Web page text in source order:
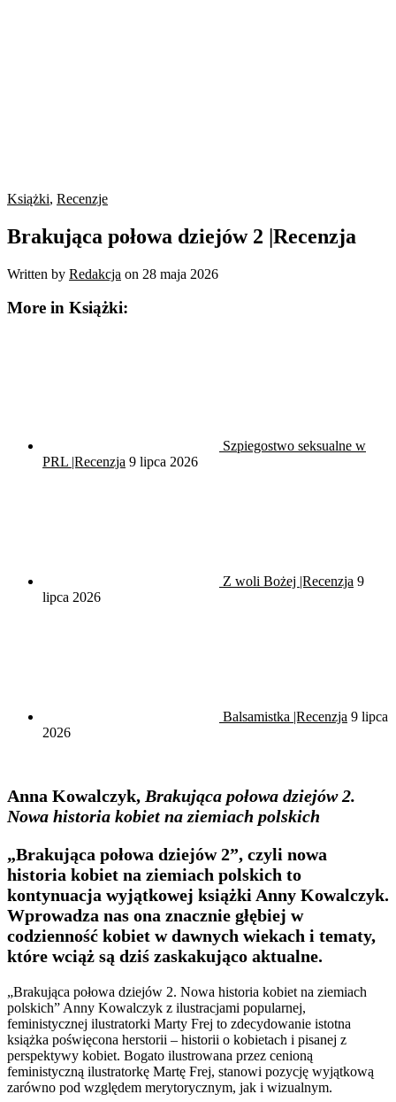
Książki, Recenzje
Brakująca połowa dziejów 2 |Recenzja
Written by Redakcja on 28 maja 2026
More in Książki:
Szpiegostwo seksualne w
PRL |Recenzja 9 lipca 2026
Z woli Bożej |Recenzja 9
lipca 2026
Balsamistka |Recenzja 9 lipca
2026
Anna Kowalczyk, Brakująca połowa dziejów 2.
Nowa historia kobiet na ziemiach polskich
„Brakująca połowa dziejów 2”, czyli nowa
historia kobiet na ziemiach polskich to
kontynuacja wyjątkowej książki Anny Kowalczyk.
Wprowadza nas ona znacznie głębiej w
codzienność kobiet w dawnych wiekach i tematy,
które wciąż są dziś zaskakująco aktualne.
„Brakująca połowa dziejów 2. Nowa historia kobiet na ziemiach
polskich” Anny Kowalczyk z ilustracjami popularnej,
feministycznej ilustratorki Marty Frej to zdecydowanie istotna
książka poświęcona herstorii – historii o kobietach i pisanej z
perspektywy kobiet. Bogato ilustrowana przez cenioną
feministyczną ilustratorkę Martę Frej, stanowi pozycję wyjątkową
zarówno pod względem merytorycznym, jak i wizualnym.